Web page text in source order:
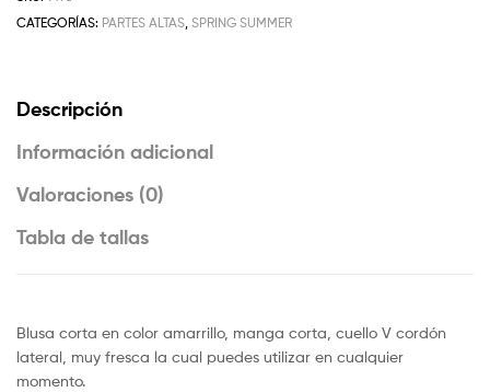
CATEGORÍAS: PARTES ALTAS SPRING SUMMER
Descripción
Información adicional
Valoraciones (0)
Tabla de tallas
Blusa corta en color amarrillo, manga corta, cuello V cordón
lateral, muy fresca la cual puedes utilizar en cualquier
momento.